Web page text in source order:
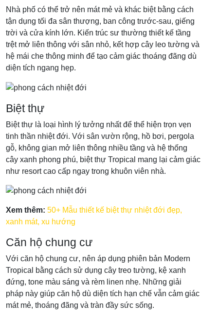
Nhà phố có thể trở nên mát mẻ và khác biệt bằng cách
tận dụng tối đa sân thượng, ban công trước-sau, giếng
trời và cửa kính lớn. Kiến trúc sư thường thiết kế tầng
trệt mở liên thông với sân nhỏ, kết hợp cây leo tường và
hệ mái che thông minh để tạo cảm giác thoáng đãng dù
diện tích ngang hẹp.
Biệt thự
Biệt thự là loại hình lý tưởng nhất để thể hiện trọn vẹn
tinh thần nhiệt đới. Với sân vườn rộng, hồ bơi, pergola
gỗ, không gian mở liên thông nhiều tầng và hệ thống
cây xanh phong phú, biệt thự Tropical mang lại cảm giác
như resort cao cấp ngay trong khuôn viên nhà.
Xem thêm: 50+ Mẫu thiết kế biệt thự nhiệt đới đẹp,
xanh mát, xu hướng
Căn hộ chung cư
Với căn hộ chung cư, nên áp dụng phiên bản Modern
Tropical bằng cách sử dụng cây treo tường, kệ xanh
đứng, tone màu sáng và rèm linen nhẹ. Những giải
pháp này giúp căn hộ dù diện tích hạn chế vẫn cảm giác
mát mẻ, thoáng đãng và tràn đầy sức sống.